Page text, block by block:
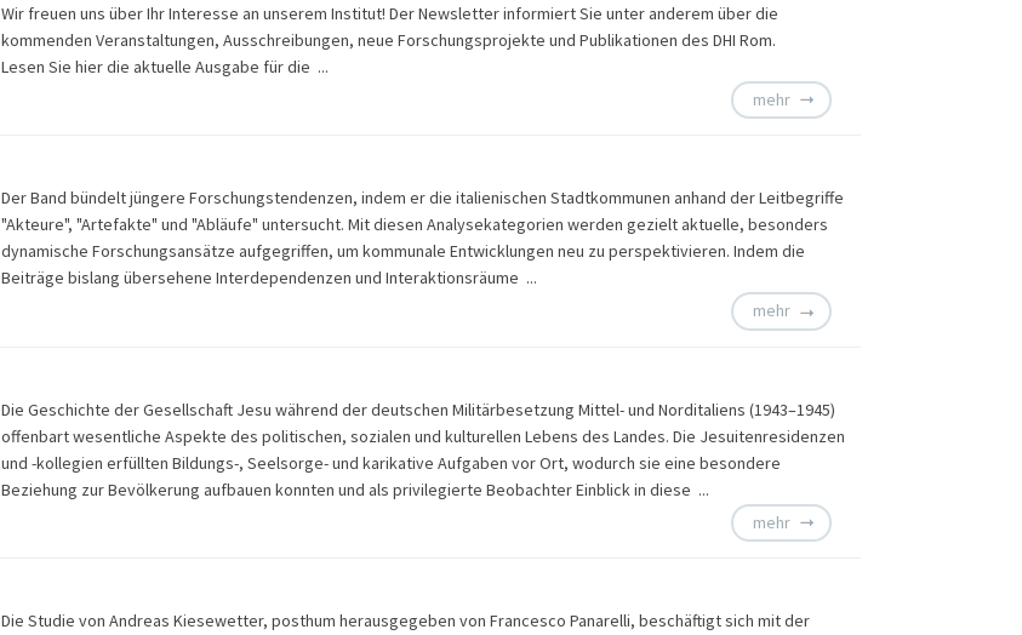
Wir freuen uns über Ihr Interesse an unserem Institut! Der Newsletter informiert Sie unter anderem über die
kommenden Veranstaltungen, Ausschreibungen, neue Forschungsprojekte und Publikationen des DHI Rom.
Lesen Sie hier die aktuelle Ausgabe für die ...
mehr
Der Band bündelt jüngere Forschungstendenzen, indem er die italienischen Stadtkommunen anhand der Leitbegriffe
"Akteure", "Artefakte" und "Abläufe" untersucht. Mit diesen Analysekategorien werden gezielt aktuelle, besonders
dynamische Forschungsansätze aufgegriffen, um kommunale Entwicklungen neu zu perspektivieren. Indem die
Beiträge bislang übersehene Interdependenzen und Interaktionsräume ...
mehr
Die Geschichte der Gesellschaft Jesu während der deutschen Militärbesetzung Mittel- und Norditaliens (1943–1945)
offenbart wesentliche Aspekte des politischen, sozialen und kulturellen Lebens des Landes. Die Jesuitenresidenzen
und -kollegien erfüllten Bildungs-, Seelsorge- und karikative Aufgaben vor Ort, wodurch sie eine besondere
Beziehung zur Bevölkerung aufbauen konnten und als privilegierte Beobachter Einblick in diese ...
mehr
Die Studie von Andreas Kiesewetter, posthum herausgegeben von Francesco Panarelli, beschäftigt sich mit der